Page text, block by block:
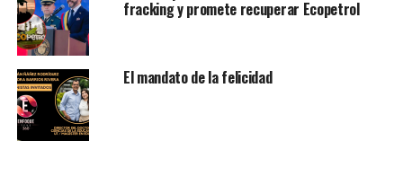
fracking y promete recuperar Ecopetrol
El mandato de la felicidad